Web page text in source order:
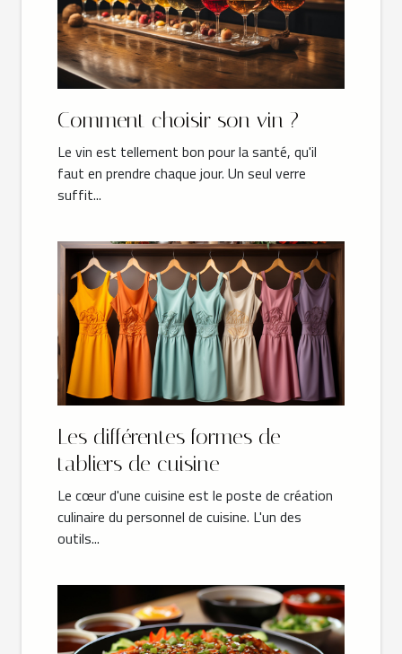
Comment choisir son vin ?
Le vin est tellement bon pour la santé, qu'il
faut en prendre chaque jour. Un seul verre
suffit...
Les différentes formes de
tabliers de cuisine
Le cœur d'une cuisine est le poste de création
culinaire du personnel de cuisine. L'un des
outils...